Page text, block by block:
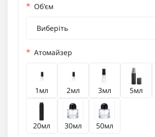
* Об'єм
Виберіть
* Атомайзер
1мл 2мл 3мл 5мл
20мл 30мл 50мл